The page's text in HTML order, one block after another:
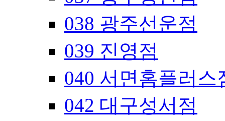
038 광주선운점
039 진영점
040 서면홈플러스
042 대구성서점